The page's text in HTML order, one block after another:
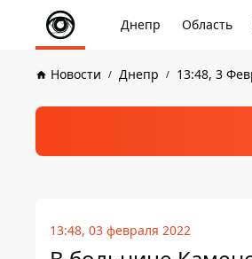
Днепр Область
Новости Днепр 13:48, 3
13:48, 03 февраля 2022